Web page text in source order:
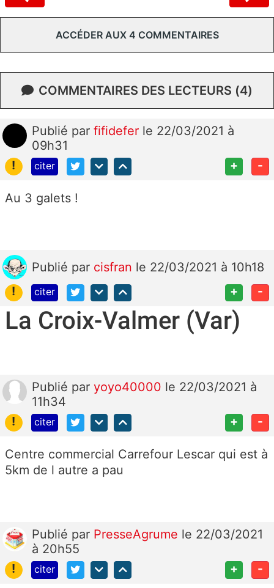
ACCÉDER AUX 4 COMMENTAIRES
COMMENTAIRES DES LECTEURS (4)
Publié par fifidefer le 22/03/2021 à
09h31
!
citer + -
Au 3 galets !
Publié par cisfran le 22/03/2021 à 10h18
!
citer + -
La Croix-Valmer (Var)
Publié par yoyo40000 le 22/03/2021 à
11h34
!
citer + -
Centre commercial Carrefour Lescar qui est à
5km de l autre a pau
Publié par PresseAgrume le 22/03/2021
à 20h55
!
citer + -